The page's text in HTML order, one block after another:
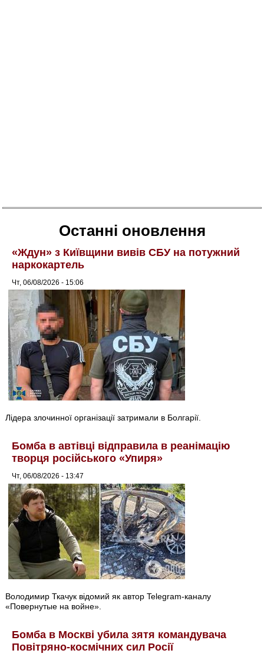
Останні оновлення
«Ждун» з Київщини вивів СБУ на потужний
наркокартель
Чт, 06/08/2026 - 15:06
Лідера злочинної організації затримали в Болгарії.
Бомба в автівці відправила в реанімацію
творця російського «Упиря»
Чт, 06/08/2026 - 13:47
Володимир Ткачук відомий як автор Telegram-каналу
«Повернутые на войне».
Бомба в Москві убила зятя командувача
Повітряно-космічних сил Росії